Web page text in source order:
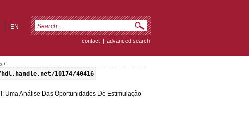
EN
contact | advanced search
/
10174/40416
Uma Análise Das Oportunidades De Estimulação